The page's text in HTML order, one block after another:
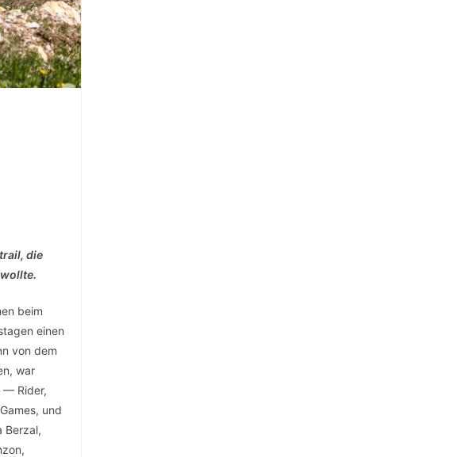
die
beim
einen
von dem
war
— Rider,
und
Berzal,